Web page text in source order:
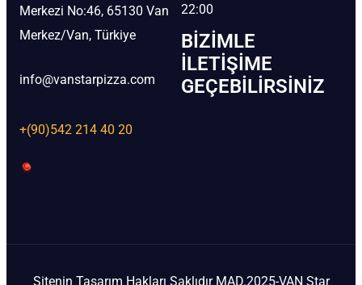
Merkezi No:46, 65130 Van
Merkez/Van, Türkiye
info@vanstarpizza.com
+(90)542 214 40 20
22:00
BIZIMLE
İLETIŞIME
GEÇEBILIRSINIZ
Sitenin Tasarım Hakları Saklıdır MAD.2025-VAN Star